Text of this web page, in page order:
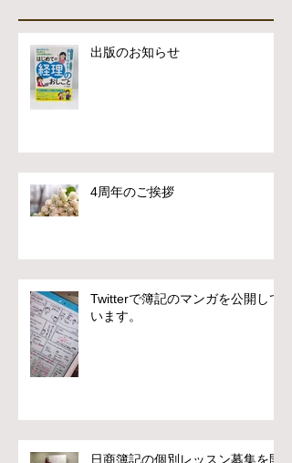
出版のお知らせ
4周年のご挨拶
Twitterで簿記のマンガを公開して
います。
日商簿記の個別レッスン募集を開